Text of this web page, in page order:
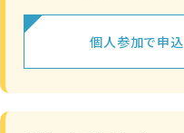
個人参加で申込